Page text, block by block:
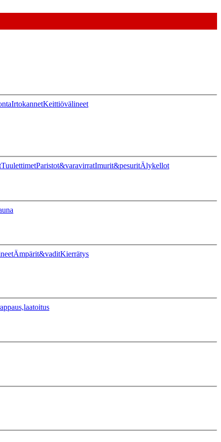
IrtokannetKeittiövälineet
TuulettimetParistot&varavirratImurit&pesuritÄlykellot
Ämpärit&vaditKierrätys